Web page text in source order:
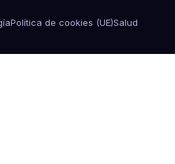
Política de cookies (UE)Salud